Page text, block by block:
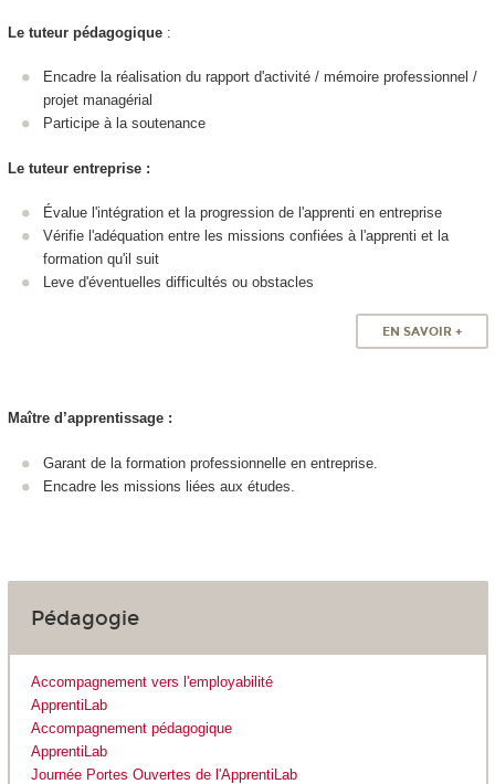
Le tuteur pédagogique :
Encadre la réalisation du rapport d'activité / mémoire professionnel /
projet managérial
Participe à la soutenance
Le tuteur entreprise :
Évalue l'intégration et la progression de l'apprenti en entreprise
Vérifie l'adéquation entre les missions confiées à l'apprenti et la
formation qu'il suit
Leve d'éventuelles difficultés ou obstacles
EN SAVOIR +
Maître d’apprentissage :
Garant de la formation professionnelle en entreprise.
Encadre les missions liées aux études.
Pédagogie
Accompagnement vers l'employabilité
ApprentiLab
Accompagnement pédagogique
ApprentiLab
Journée Portes Ouvertes de l'ApprentiLab